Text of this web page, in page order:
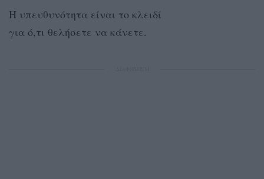
Η υπευθυνότητα είναι το κλειδί
για ό,τι θελήσετε να κάνετε.